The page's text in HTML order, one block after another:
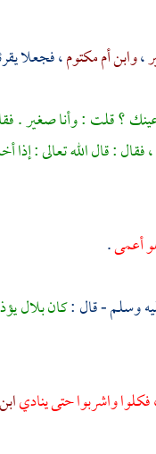
،وابن أم مكتوم، فجعلا
؟ قلت : وأنا صغير .
: قال الله تعالى : إذا
أعمى.
وسلم - قال :كانبلال
واشربوا حتى ينادي